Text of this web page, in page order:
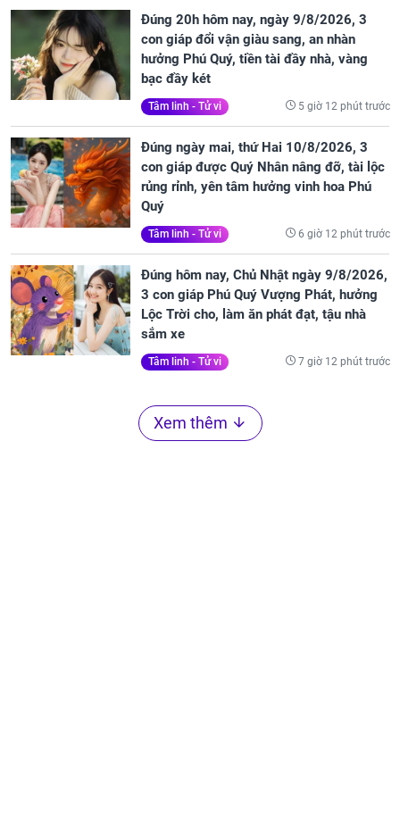
Đúng 20h hôm nay, ngày 9/8/2026, 3
con giáp đổi vận giàu sang, an nhàn
hưởng Phú Quý, tiền tài đầy nhà, vàng
bạc đầy két
Tâm linh - Tử vi 5 giờ 12 phút trước
Đúng ngày mai, thứ Hai 10/8/2026, 3
con giáp được Quý Nhân nâng đỡ, tài lộc
rủng rỉnh, yên tâm hưởng vinh hoa Phú
Quý
Tâm linh - Tử vi 6 giờ 12 phút trước
Đúng hôm nay, Chủ Nhật ngày 9/8/2026,
3 con giáp Phú Quý Vượng Phát, hưởng
Lộc Trời cho, làm ăn phát đạt, tậu nhà
sắm xe
Tâm linh - Tử vi 7 giờ 12 phút trước
Xem thêm